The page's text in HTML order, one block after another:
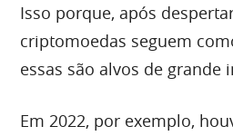
Isso porque, após
criptomoedas seguem
essas são alvos de
Em 2022, por exemplo,